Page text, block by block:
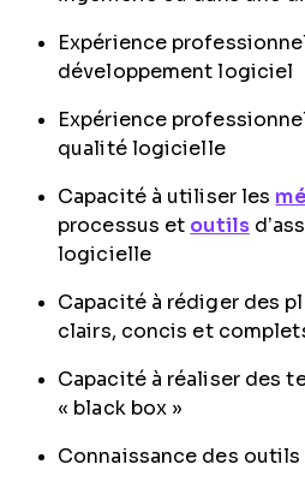
Expérience
développement logiciel
Expérience
qualité logicielle
Capacité à utiliser les
processus et outils
logicielle
Capacité à rédiger des
clairs, concis et
Capacité à réaliser des
« black box »
Connaissance des